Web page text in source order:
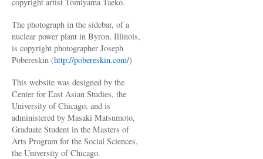
The photograph in the sidebar, of a
nuclear power plant in Byron, Illinois,
is copyright photographer Joseph
Pobereskin (http://pobereskin.com/)
This website was designed by the
Center for East Asian Studies, the
University of Chicago, and is
administered by Masaki Matsumoto,
Graduate Student in the Masters of
Arts Program for the Social Sciences,
the University of Chicago.